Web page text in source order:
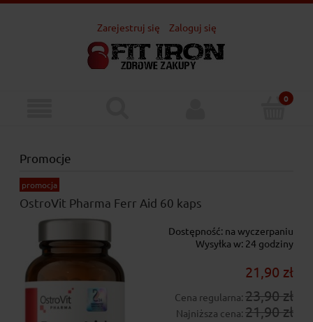
Zarejestruj się Zaloguj się
Promocje
OstroVit Pharma Ferr Aid 60 kaps
Dostępność: na wyczerpaniu
Wysyłka w: 24 godziny
21,90 zł
Cena regularna: 23,90 zł
Najniższa cena: 21,90 zł
promocja